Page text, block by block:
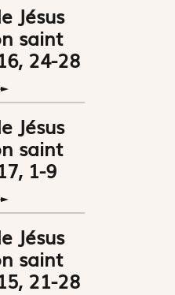
Jésus
saint
24-28
Jésus
saint
1-9
Jésus
saint
21-28